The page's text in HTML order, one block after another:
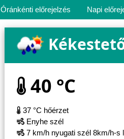
Óránkénti előrejelzés Napi
40 °C
37 °C hőérzet
Enyhe szél
7 km/h nyugati szél 8km/h-s